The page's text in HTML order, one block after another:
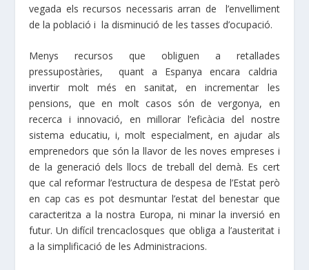
vegada els recursos necessaris arran de l’envelliment
de la població i la disminució de les tasses d’ocupació.
Menys recursos que obliguen a retallades
pressupostàries, quant a Espanya encara caldria
invertir molt més en sanitat, en incrementar les
pensions, que en molt casos són de vergonya, en
recerca i innovació, en millorar l’eficàcia del nostre
sistema educatiu, i, molt especialment, en ajudar als
emprenedors que són la llavor de les noves empreses i
de la generació dels llocs de treball del demà. Es cert
que cal reformar l’estructura de despesa de l’Estat però
en cap cas es pot desmuntar l’estat del benestar que
caracteritza a la nostra Europa, ni minar la inversió en
futur. Un difícil trencaclosques que obliga a l’austeritat i
a la simplificació de les Administracions.